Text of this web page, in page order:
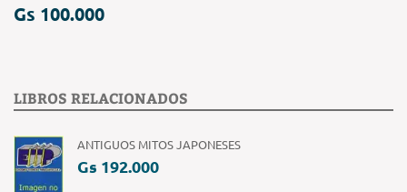
Gs 100.000
LIBROS RELACIONADOS
ANTIGUOS MITOS JAPONESES
Gs 192.000